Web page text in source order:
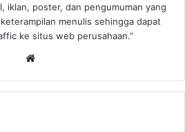
iklan, poster, dan pengumuman yang
menulis sehingga dapat
ke situs web perusahaan.”